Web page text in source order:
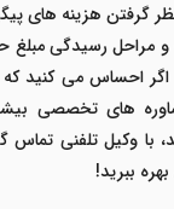
گرفتن هزینه های
رسیدگی مبلغ
اگر احساس می کنید که
های تخصصی
با وکیل تلفنی تماس
ببرید!